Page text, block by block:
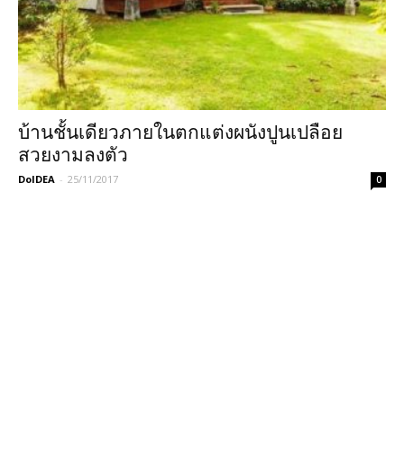
บ้านชั้นเดียวภายในตกแต่งผนังปูนเปลือย
สวยงามลงตัว
DoIDEA - 25/11/2017 0